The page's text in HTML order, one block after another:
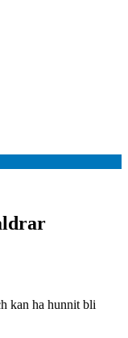
kan ha hunnit bli